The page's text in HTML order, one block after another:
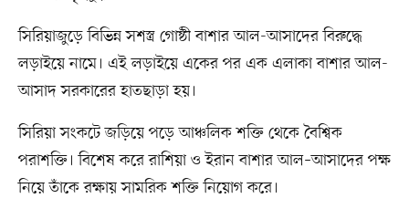
সিরিয়াজুড়ে বিভিন্ন সশস্ত্র গোষ্ঠী বাশার আল-আসাদের বিরুদ্ধে
লড়াইয়ে নামে। এই লড়াইয়ে একের পর এক এলাকা বাশার আল-
আসাদ সরকারের হাতছাড়া হয়।
সিরিয়া সংকটে জড়িয়ে পড়ে আঞ্চলিক শক্তি থেকে বৈশ্বিক
পরাশক্তি। বিশেষ করে রাশিয়া ও ইরান বাশার আল–আসাদের পক্ষ
নিয়ে তাঁকে রক্ষায় সামরিক শক্তি নিয়োগ করে।